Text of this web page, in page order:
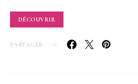
DÉCOUVRIR
PARTAGER